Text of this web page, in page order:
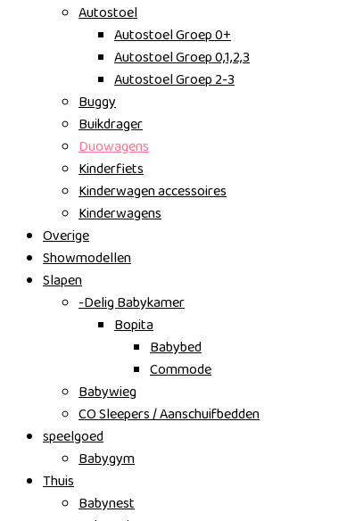
Autostoel
Autostoel Groep 0+
Autostoel Groep 0,1,2,3
Autostoel Groep 2-3
Buggy
Buikdrager
Duowagens
Kinderfiets
Kinderwagen accessoires
Kinderwagens
Overige
Showmodellen
Slapen
-Delig Babykamer
Bopita
Babybed
Commode
Babywieg
CO Sleepers / Aanschuifbedden
speelgoed
Babygym
Thuis
Babynest